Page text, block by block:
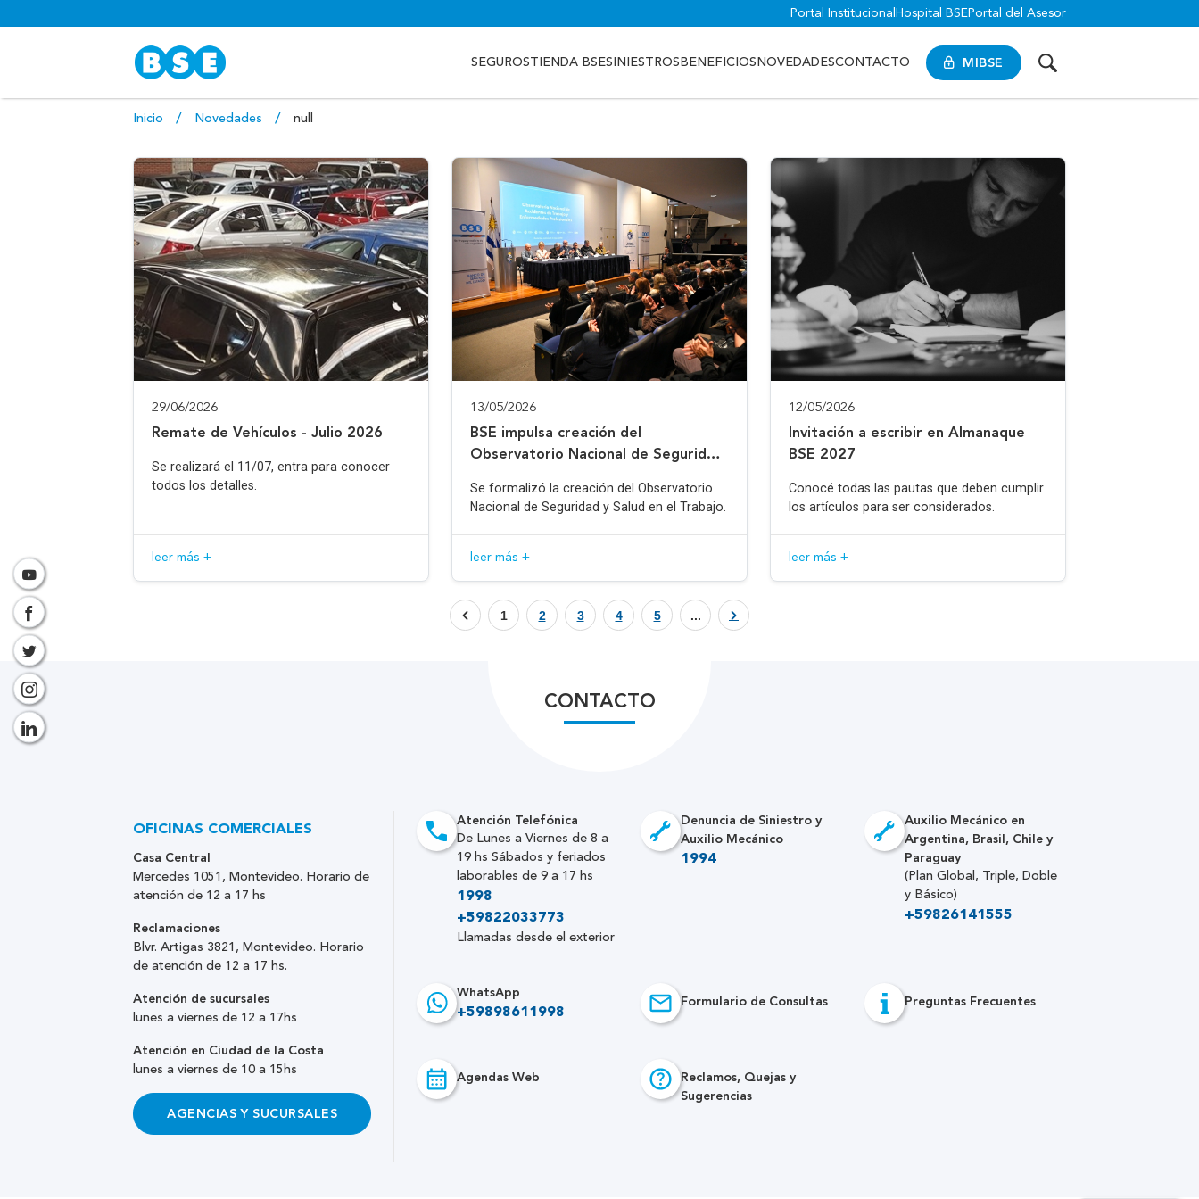
Portal Institucional Hospital BSE Portal del Asesor
MIBSE
SEGUROSTIENDA BSESINIESTROS BENEFICIOS NOVEDADESCONTACTO
Inicio Novedades null
29/06/2026
Remate de Vehículos - Julio 2026
Se realizará el 11/07, entra para conocer
todos los detalles.
leer más +
13/05/2026
BSE impulsa creación del
Observatorio Nacional de Seguridad
Se formalizó la creación del Observatorio
Nacional de Seguridad y Salud en el Trabajo.
leer más +
12/05/2026
Invitación a escribir en Almanaque
BSE 2027
Conocé todas las pautas que deben cumplir
los artículos para ser considerados.
leer más +
1 2 3 4 5 ...
CONTACTO
Atención Telefónica
De Lunes a Viernes de 8 a
19 hs Sábados y feriados
laborables de 9 a 17 hs
1998
+59822033773
Llamadas desde el exterior
Denuncia de Siniestro y
Auxilio Mecánico
1994
Auxilio Mecánico en
Argentina, Brasil, Chile y
Paraguay
(Plan Global, Triple, Doble
y Básico)
+59826141555
WhatsApp
+59898611998
Formulario de Consultas Preguntas Frecuentes
Agendas Web
Reclamos, Quejas y
Sugerencias
OFICINAS COMERCIALES
Casa Central
Mercedes 1051, Montevideo. Horario de
atención de 12 a 17 hs
Reclamaciones
Blvr. Artigas 3821, Montevideo. Horario
de atención de 12 a 17 hs.
Atención de sucursales
lunes a viernes de 12 a 17hs
Atención en Ciudad de la Costa
lunes a viernes de 10 a 15hs
AGENCIAS Y SUCURSALES